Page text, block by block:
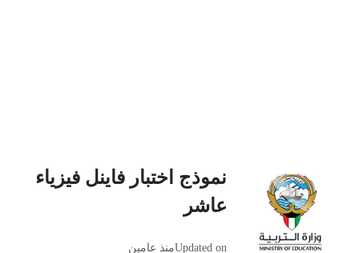
نموذج اختبار فاينل فيزياء
عاشر
Updated onمنذ عامين